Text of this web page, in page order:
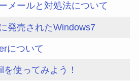
メールと対処法について
発売されたWindows7
について
を使ってみよう！